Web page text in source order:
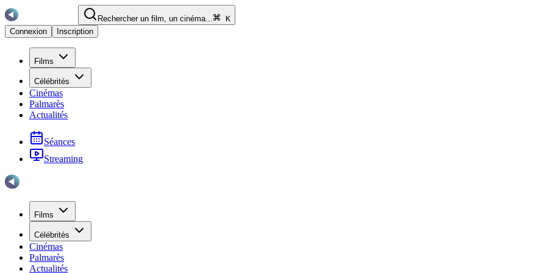
Rechercher un film, un cinéma...
K
Connexion
Inscription
Films
Célébrités
Cinémas
Palmarès
Actualités
Séances
Streaming
Films
Célébrités
Cinémas
Palmarès
Actualités